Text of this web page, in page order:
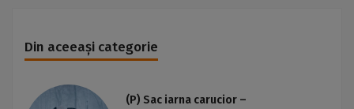
Din aceeași categorie
(P) Sac iarna carucior –